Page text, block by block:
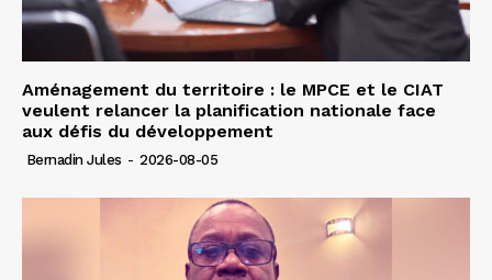
Aménagement du territoire : le MPCE et le CIAT
veulent relancer la planification nationale face
aux défis du développement
Bernadin Jules - 2026-08-05